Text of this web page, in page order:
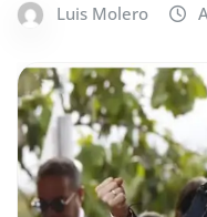
Luis Molero